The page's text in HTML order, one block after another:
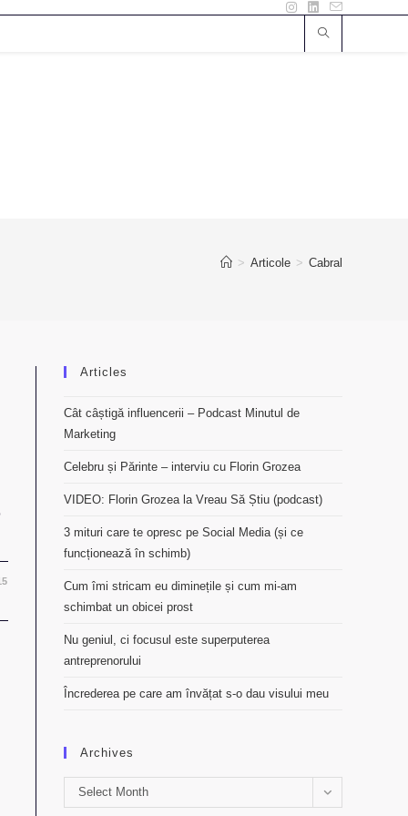
> Articole > Cabral
Articles
Cât câștigă influencerii – Podcast Minutul de
Marketing
Celebru și Părinte – interviu cu Florin Grozea
VIDEO: Florin Grozea la Vreau Să Știu (podcast)
3 mituri care te opresc pe Social Media (și ce
funcționează în schimb)
Cum îmi stricam eu diminețile și cum mi-am
schimbat un obicei prost
Nu geniul, ci focusul este superputerea
antreprenorului
Încrederea pe care am învățat s-o dau visului meu
Archives
Archives
Select Month